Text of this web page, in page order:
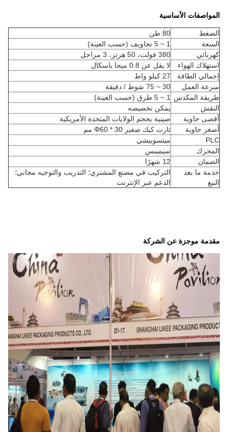
المواصفات الأساسية
الضغط
80 طن
السعة
كهربائي
380 فولت، 50 هرتز، 3 مراحل
استهلاك الهواء
لا يقل عن 0.8 ميجا باسكال
إجمالي الطاقة
27 كيلو واط
سرعة العمل
30 ~ 75 شوط / دقيقة
طريقة المكدس
النقش
يمكن تخصيصه
أقصى حاوية
صينية بحجم الولايات المتحدة الأمريكية
أصغر حاوية
تارت كيك صغير Φ60 * 30 مم
PLC
ميتسوبيشي
المحرك
سيمينس
الضمان
12 شهرًا
خدمة ما بعد
البيع
التركيب في مصنع المشتري؛ التدريب والتوجيه مجاني؛
الدعم عبر الإنترنت
مقدمة موجزة عن الشركة